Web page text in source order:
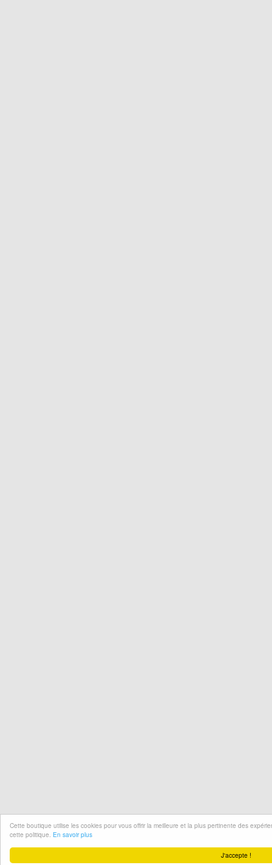
J'accepte !
Cette boutique utilise les cookies pour vous offrir la meilleure et la plus pertinente des
cette politique. En savoir plus